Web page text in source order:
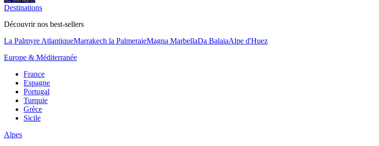
Destinations
Découvrir nos best-sellers
La Palmyre AtlantiqueMarrakech la PalmeraieMagna MarbellaDa BalaiaAlpe d'Huez
Europe & Méditerranée
France
Espagne
Portugal
Turquie
Grèce
Sicile
Alpes